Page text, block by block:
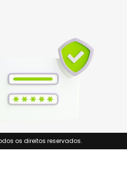
os direitos reservados.